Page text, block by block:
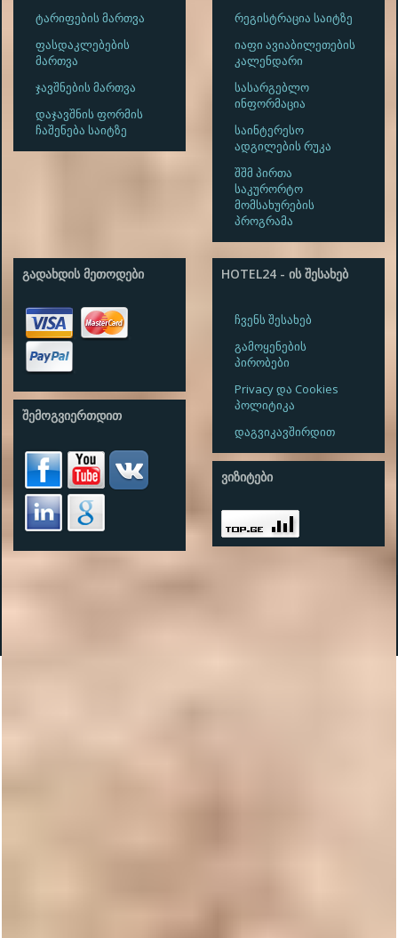
ტარიფების მართვა
ფასდაკლებების
მართვა
ჯავშნების მართვა
დაჯავშნის ფორმის
ჩაშენება საიტზე
რეგისტრაცია საიტზე
იაფი ავიაბილეთების
კალენდარი
სასარგებლო
ინფორმაცია
საინტერესო
ადგილების რუკა
შშმ პირთა
საკურორტო
მომსახურების
პროგრამა
ᲒᲐᲓᲐᲮᲓᲘᲡ ᲛᲔᲗᲝᲓᲔᲑᲘ
ᲨᲔᲛᲝᲒᲕᲘᲔᲠᲗᲓᲘᲗ
HOTEL24 - ᲘᲡ ᲨᲔᲡᲐᲮᲔᲑ
ჩვენს შესახებ
გამოყენების
პირობები
Privacy და Cookies
პოლიტიკა
დაგვიკავშირდით
ᲕᲘᲖᲘᲢᲔᲑᲘ